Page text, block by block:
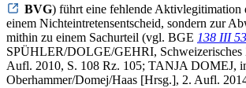
BVG) führt eine fehlende Aktivlegitimation
einem Nichteintretensentscheid, sondern zur
mithin zu einem Sachurteil (vgl. BGE 138 III
SPÜHLER/DOLGE/GEHRI, Schweizerisches
Aufl. 2010, S. 108 Rz. 105; TANJA DOMEJ,
Oberhammer/Domej/Haas [Hrsg.], 2. Aufl.